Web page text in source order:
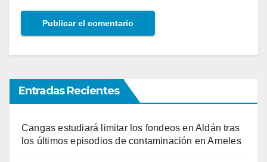
Entradas Recientes
Cangas estudiará limitar los fondeos en Aldán tras
los últimos episodios de contaminación en Arneles